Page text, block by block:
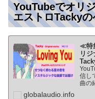
YouTubeでオリ
エストロTackyの
≪特
リ
信し
曲の
ど★
globalaudio.info